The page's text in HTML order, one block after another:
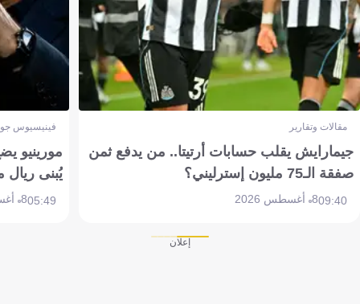
مقالات وتقارير
جيمارايش يقلب حسابات أرتيتا.. من يدفع ثمن
صفقة الـ75 مليون إسترليني؟
09:408 أغسطس 2026
فينيسيوس
مورينيو
يُبنى ريال
05:498 أغسطس 2026
إعلان